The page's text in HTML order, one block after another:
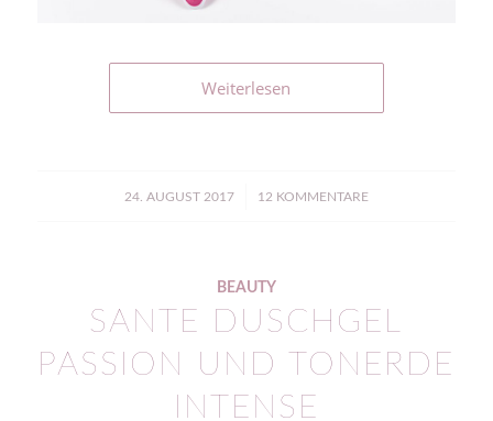
Weiterlesen
24. AUGUST 2017
/ 12 KOMMENTARE
BEAUTY
SANTE DUSCHGEL
PASSION UND TONERDE
INTENSE